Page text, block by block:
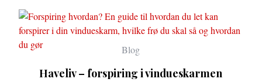
Blog
Haveliv – forspiring i vindueskarmen